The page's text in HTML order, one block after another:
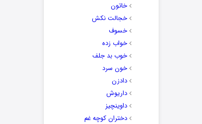
خاتون
خجالت نکش
خسوف
خواب زده
خوب بد جلف
خون سرد
دادزن
داریوش
داوینچیز
دختران کوچه غم